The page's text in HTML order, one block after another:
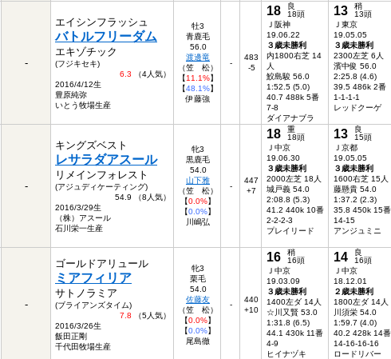
-
エイシンフラッシュ
バトルフリーダム
エキゾチック
(フジキセキ)
6.3 （4人気）
2016/4/12生
豊原純弥
いとう牧場生産
牡3
青鹿毛
56.0
渡邊竜
（笠 松）
【11.1%】
【48.1%】
伊藤強
-
483
-5
18
良
18頭
Ｊ阪神
19.06.22
３歳未勝利
内1800右芝 14
人
鮫島駿 56.0
1:52.5 (5.0)
40.7 488k 5番
7-8
ダイアナブラ
13
稍
13頭
Ｊ東京
19.05.05
３歳未勝利
2300左芝 6人
濱中俊 56.0
2:25.8 (4.6)
39.5 486k 2番
1-1-1-1
レッドクーゲ
-
キングズベスト
レサラダアスール
リメインフォレスト
(アジュディケーティング)
54.9 （8人気）
2016/3/29生
（株）アスール
石川栄一生産
牝3
黒鹿毛
54.0
山下雅
（笠 松）
【0.0%】
【0.0%】
川嶋弘
-
447
+7
18
重
18頭
Ｊ中京
19.06.30
３歳未勝利
2000左芝 18人
城戸義 54.0
2:08.8 (5.3)
41.2 440k 10番
2-2-2-3
プレイリード
13
良
15頭
Ｊ京都
19.05.05
３歳未勝利
1600右芝 15人
藤懸貴 54.0
1:37.2 (2.3)
35.8 450k 15番
14-15
アンジュミニ
-
ゴールドアリュール
ミアフィリア
サトノラミア
(ブライアンズタイム)
7.8 （5人気）
2016/3/26生
飯田正剛
千代田牧場生産
牝3
栗毛
54.0
佐藤友
（笠 松）
【0.0%】
【0.0%】
尾島徹
-
440
+10
16
稍
16頭
Ｊ中京
19.03.09
３歳未勝利
1400左ダ 14人
☆川又賢 53.0
1:31.8 (6.5)
44.1 430k 11番
4-9
ヒイナヅキ
14
良
16頭
Ｊ中京
18.12.01
２歳未勝利
1800左ダ 14人
川須栄 54.0
1:59.7 (4.0)
40.2 428k 14番
14-16-16-16
ロードリバー